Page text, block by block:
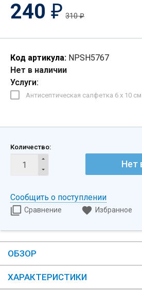
240 ₽ 310₽
Код артикула: NPSH5767
Нет в наличии
Услуги:
Антисептическая салфетка 6 х 10
Количество:
Нет
Сообщить о поступлении
Сравнение Избранное
ОБЗОР
ХАРАКТЕРИСТИКИ